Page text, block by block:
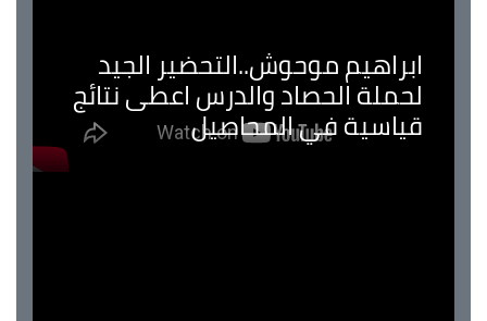
ابراهيم موحوش..التحضير الجيد
لحملة الحصاد والدرس اعطى نتائج
قياسية في المحاصيل